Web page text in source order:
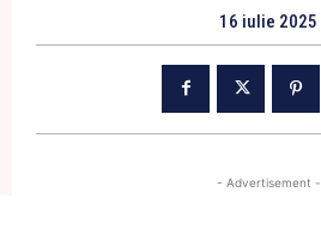
16 iulie 2025
- Advertisement -